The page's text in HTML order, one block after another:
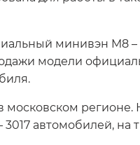
минивэн M8
модели
автомобилей, на